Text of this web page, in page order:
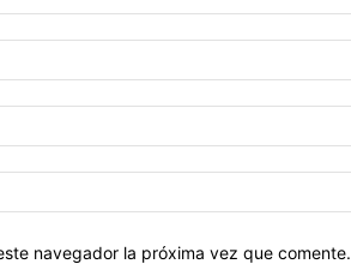
navegador la próxima vez que comente.